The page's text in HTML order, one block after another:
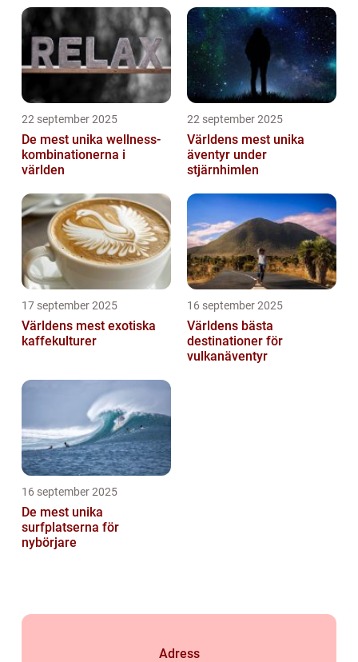
22 september 2025
De mest unika wellness-
kombinationerna i
världen
22 september 2025
Världens mest unika
äventyr under
stjärnhimlen
17 september 2025
Världens mest exotiska
kaffekulturer
16 september 2025
Världens bästa
destinationer för
vulkanäventyr
16 september 2025
De mest unika
surfplatserna för
nybörjare
Adress